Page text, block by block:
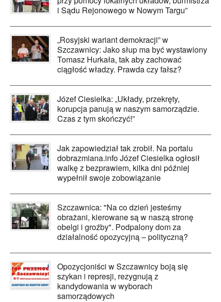
i Sądu Rejonowego w Nowym Targu”
„Rosyjski wariant demokracji” w
Szczawnicy: Jako słup ma być wystawiony
Tomasz Hurkała, tak aby zachować
ciągłość władzy. Prawda czy fałsz?
Józef Ciesielka: „Układy, przekręty,
korupcja panują w naszym samorządzie.
Czas z tym skończyć!”
Jak zapowiedział tak zrobił. Na portalu
dobrazmiana.info Józef Ciesielka ogłosił
walkę z bezprawiem, kilka dni później
wypełnił swoje zobowiązanie
Szczawnica: "Na co dzień jesteśmy
obrażani, kierowane są w naszą stronę
obelgi i groźby". Podpalony dom za
działalność opozycyjną – polityczną?
Opozycjoniści w Szczawnicy boją się
szykan i represji, rezygnują z
kandydowania w wyborach
samorządowych